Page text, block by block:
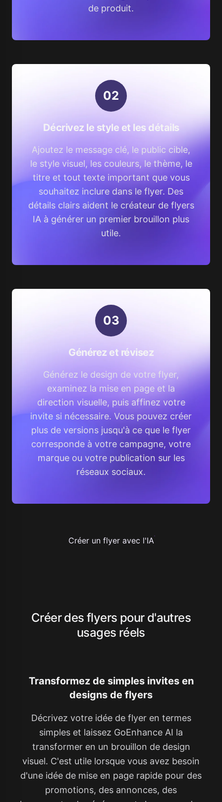
de produit.
02
Décrivez le style et les détails
Ajoutez le message clé, le public cible,
le style visuel, les couleurs, le thème, le
titre et tout texte important que vous
souhaitez inclure dans le flyer. Des
détails clairs aident le créateur de flyers
IA à générer un premier brouillon plus
utile.
03
Générez et révisez
Générez le design de votre flyer,
examinez la mise en page et la
direction visuelle, puis affinez votre
invite si nécessaire. Vous pouvez créer
plus de versions jusqu'à ce que le flyer
corresponde à votre campagne, votre
marque ou votre publication sur les
réseaux sociaux.
Créer un flyer avec l'IA
Créer des flyers pour d'autres
usages réels
Transformez de simples invites en
designs de flyers
Décrivez votre idée de flyer en termes
simples et laissez GoEnhance AI la
transformer en un brouillon de design
visuel. C'est utile lorsque vous avez besoin
d'une idée de mise en page rapide pour des
promotions, des annonces, des